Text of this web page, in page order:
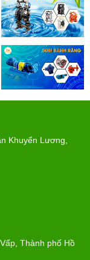
Khuyến Lương,
Thành phố Hồ